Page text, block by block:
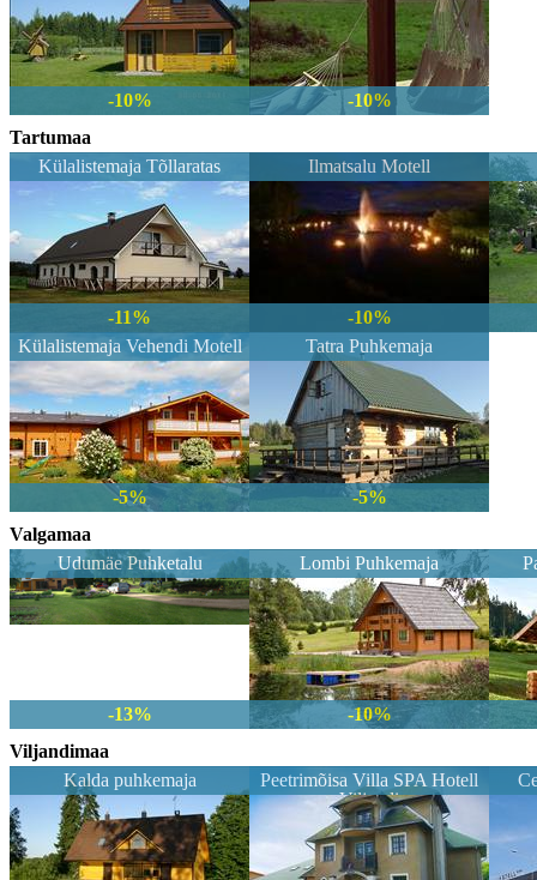
-10%
-10%
Tartumaa
Külalistemaja Tõllaratas
-11%
Ilmatsalu Motell
-10%
Külalistemaja Vehendi Motell
-5%
Tatra Puhkemaja
-5%
Valgamaa
Udumäe Puhketalu
-13%
Lombi Puhkemaja
-10%
Viljandimaa
Kalda puhkemaja
Peetrimõisa Villa SPA Hotell
Viljandi